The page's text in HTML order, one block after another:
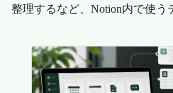
整理するなど、Notion内で使う